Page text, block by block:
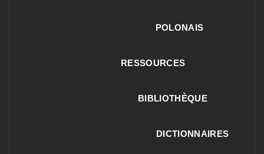
POLONAIS
RESSOURCES
BIBLIOTHÈQUE
DICTIONNAIRES